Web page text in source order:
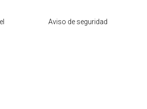
Aviso de seguridad